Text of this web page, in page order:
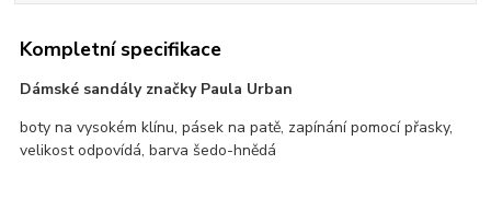
Kompletní specifikace
Dámské sandály značky Paula Urban
boty na vysokém klínu, pásek na patě, zapínání pomocí přasky,
velikost odpovídá, barva šedo-hnědá